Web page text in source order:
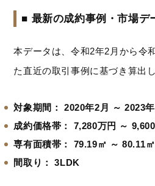
■ 最新の成約事例・市場デ
本データは、令和2年2月から令
た直近の取引事例に基づき算出
対象期間：
2020年2月 ～ 2023年
成約価格帯：
7,280万円 ～
専有面積帯：
79.19㎡ ～ 80.11㎡
間取り：
3LDK